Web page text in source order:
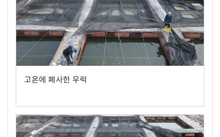
고온에 폐사한 우럭